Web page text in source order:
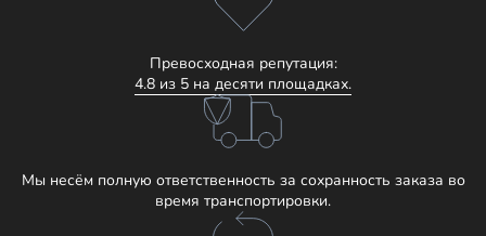
Превосходная репутация:
4.8 из 5 на десяти площадках.
Мы несём полную ответственность за сохранность заказа во
время транспортировки.